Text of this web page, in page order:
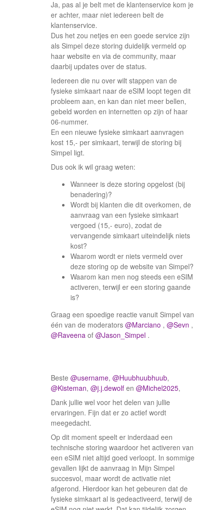
Ja, pas al je belt met de klantenservice kom je
er achter, maar niet iedereen belt de
klantenservice.
Dus het zou netjes en een goede service zijn
als Simpel deze storing duidelijk vermeld op
haar website en via de community, maar
daarbij updates over de status.
Iedereen die nu over wilt stappen van de
fysieke simkaart naar de eSIM loopt tegen dit
probleem aan, en kan dan niet meer bellen,
gebeld worden en internetten op zijn of haar
06-nummer.
En een nieuwe fysieke simkaart aanvragen
kost 15,- per simkaart, terwijl de storing bij
Simpel ligt.
Dus ook ik wil graag weten:
Wanneer is deze storing opgelost (bij
benadering)?
Wordt bij klanten die dit overkomen, de
aanvraag van een fysieke simkaart
vergoed (15,- euro), zodat de
vervangende simkaart uiteindelijk niets
kost?
Waarom wordt er niets vermeld over
deze storing op de website van Simpel?
Waarom kan men nog steeds een eSIM
activeren, terwijl er een storing gaande
is?
Graag een spoedige reactie vanuit Simpel van
één van de moderators ​ @Marciano , ​ @Sevn , ​
@Raveena of ​ @Jason_Simpel .
Beste ​ @username, ​ @Huubhuubhuub, ​
@Kisteman, ​ @j.j.dewolf en ​ @Michel2025,
Dank jullie wel voor het delen van jullie
ervaringen. Fijn dat er zo actief wordt
meegedacht.
Op dit moment speelt er inderdaad een
technische storing waardoor het activeren van
een eSIM niet altijd goed verloopt. In sommige
gevallen lijkt de aanvraag in Mijn Simpel
succesvol, maar wordt de activatie niet
afgerond. Hierdoor kan het gebeuren dat de
fysieke simkaart al is gedeactiveerd, terwijl de